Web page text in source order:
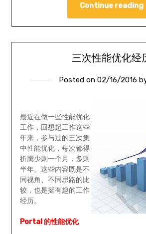
Continue reading
三次性能优化经
Posted on 02/16/2016
最近在做一些性能优化
工作，回想起工作这些
年来，参与过的三次集
中性能优化，每次都得
折腾少则一个月，多则
半年。这些内容既是不
同视角、不同思路的比
较，也是挺有趣的工作
经历。
Portal 的性能优化